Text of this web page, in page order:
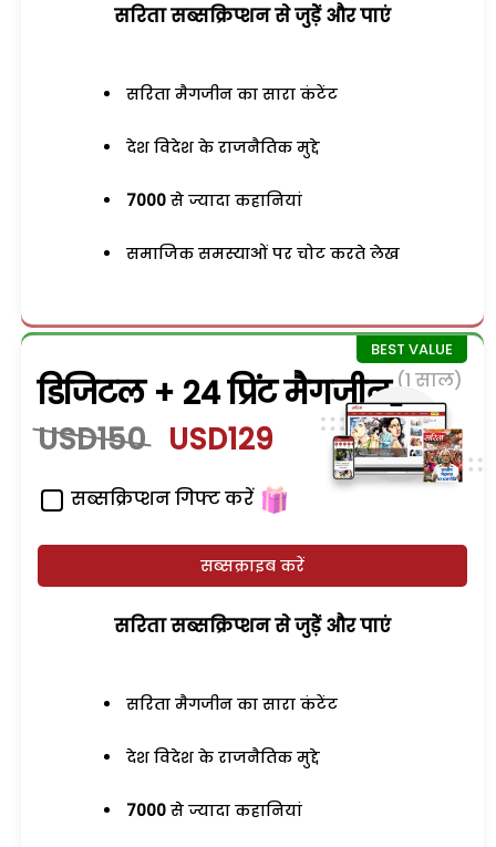
सरिता सब्सक्रिप्शन से जुड़ेें और पाएं
सरिता मैगजीन का सारा कंटेंट
देश विदेश के राजनैतिक मुद्दे
7000 से ज्यादा कहानियां
समाजिक समस्याओं पर चोट करते लेख
डिजिटल + 24 प्रिंट मैगजीन (1 साल)
USD150 USD129
सब्सक्रिप्शन गिफ्ट करें
सब्सक्राइब करें
सरिता सब्सक्रिप्शन से जुड़ेें और पाएं
सरिता मैगजीन का सारा कंटेंट
देश विदेश के राजनैतिक मुद्दे
7000 से ज्यादा कहानियां